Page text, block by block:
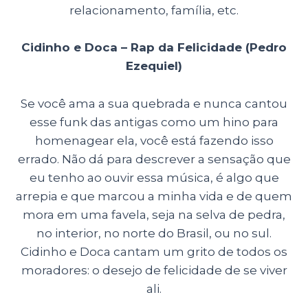
relacionamento, família, etc.
Cidinho e Doca – Rap da Felicidade (Pedro
Ezequiel)
Se você ama a sua quebrada e nunca cantou
esse funk das antigas como um hino para
homenagear ela, você está fazendo isso
errado. Não dá para descrever a sensação que
eu tenho ao ouvir essa música, é algo que
arrepia e que marcou a minha vida e de quem
mora em uma favela, seja na selva de pedra,
no interior, no norte do Brasil, ou no sul.
Cidinho e Doca cantam um grito de todos os
moradores: o desejo de felicidade de se viver
ali.